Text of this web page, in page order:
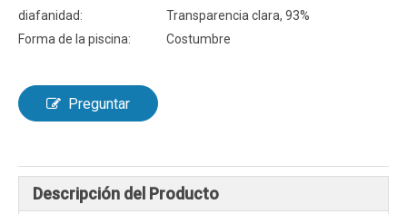
diafanidad:
Transparencia clara, 93%
Forma de la piscina:
Costumbre
Preguntar
Descripción del Producto